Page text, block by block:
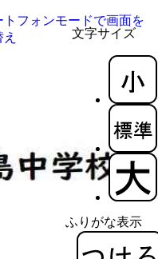
文字サイズ
ふりがな表示
トフォンモードで画面を